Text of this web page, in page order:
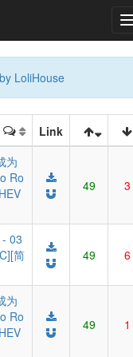
LoliHouse
Link
为
Ro
49 3
03
简
49 6
为
Ro
49 1